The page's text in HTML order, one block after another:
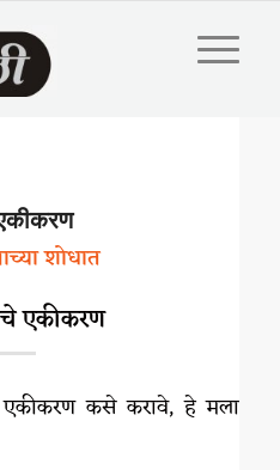
शोधात
एकीकरण
एकीकरण कसे करावे, हे मला